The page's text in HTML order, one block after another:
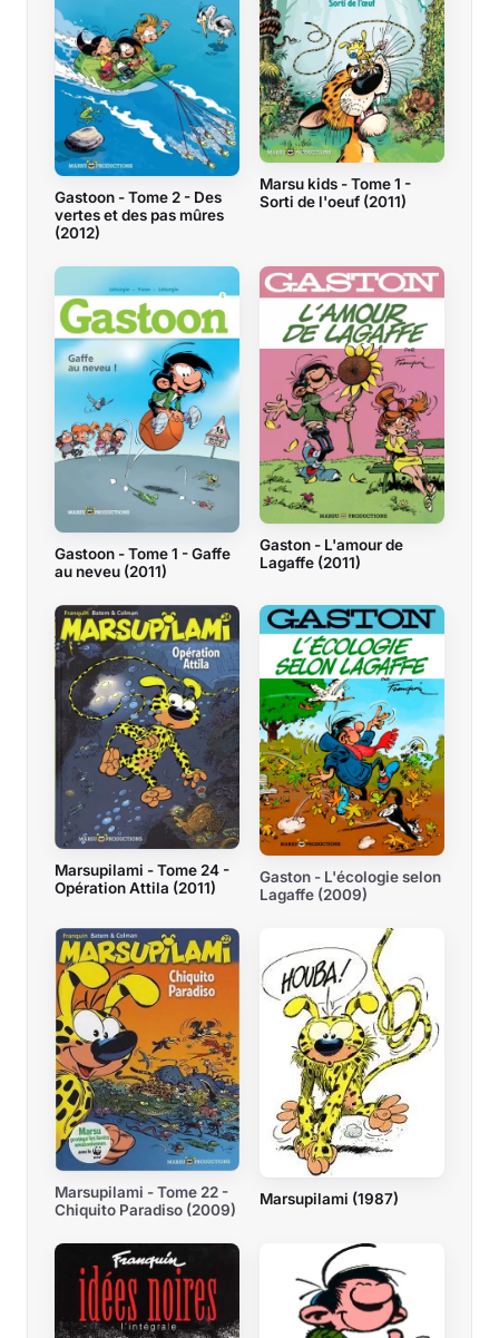
Gastoon - Tome 2 - Des
vertes et des pas mûres
(2012)
Marsu kids - Tome 1 -
Sorti de l'oeuf (2011)
Gastoon - Tome 1 - Gaffe
au neveu (2011)
Gaston - L'amour de
Lagaffe (2011)
Marsupilami - Tome 24 -
Opération Attila (2011)
Gaston - L'écologie selon
Lagaffe (2009)
Marsupilami - Tome 22 -
Chiquito Paradiso (2009)
Marsupilami (1987)